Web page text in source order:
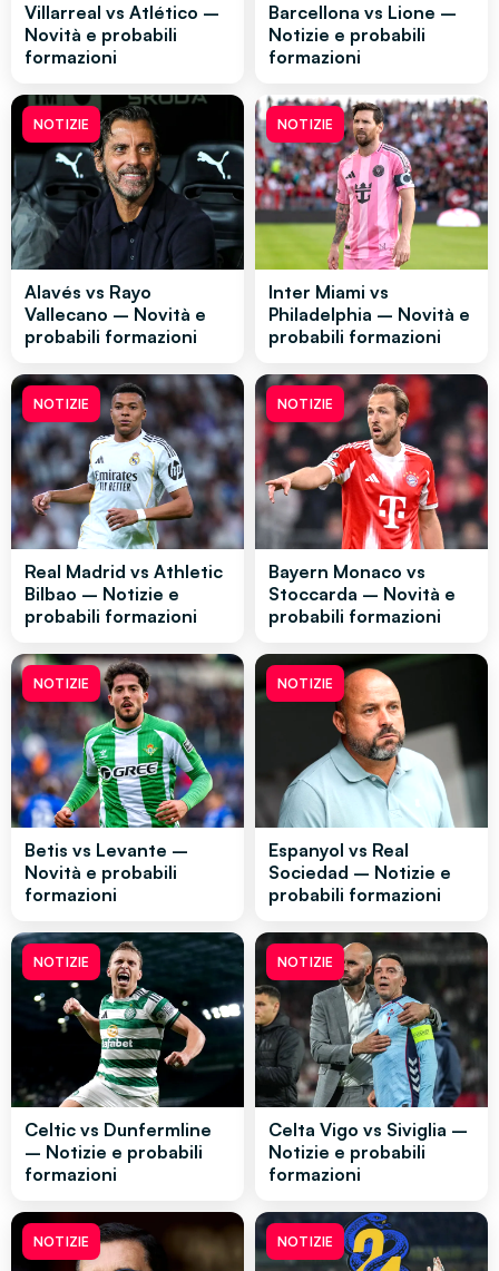
Villarreal vs Atlético –
Novità e probabili
formazioni
Barcellona vs Lione –
Notizie e probabili
formazioni
NOTIZIE
Alavés vs Rayo
Vallecano – Novità e
probabili formazioni
NOTIZIE
Inter Miami vs
Philadelphia – Novità e
probabili formazioni
NOTIZIE
Real Madrid vs Athletic
Bilbao – Notizie e
probabili formazioni
NOTIZIE
Bayern Monaco vs
Stoccarda – Novità e
probabili formazioni
NOTIZIE
Betis vs Levante –
Novità e probabili
formazioni
NOTIZIE
Espanyol vs Real
Sociedad – Notizie e
probabili formazioni
NOTIZIE
Celtic vs Dunfermline
– Notizie e probabili
formazioni
NOTIZIE
Celta Vigo vs Siviglia –
Notizie e probabili
formazioni
NOTIZIE NOTIZIE